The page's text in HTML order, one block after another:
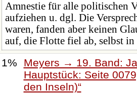
Amnestie für alle politischen
aufziehen u. dgl. Die
waren, fanden aber keinen
auf, die Flotte fiel ab, selbst in
1%
Meyers → 19. Band:
Hauptstück: Seite
den Inseln)